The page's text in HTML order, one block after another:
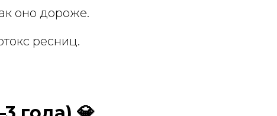
оно дороже.
ресниц.